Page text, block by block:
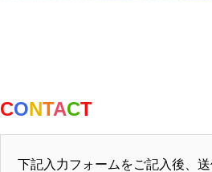
CONTACT
下記入力フォームをご記入後、